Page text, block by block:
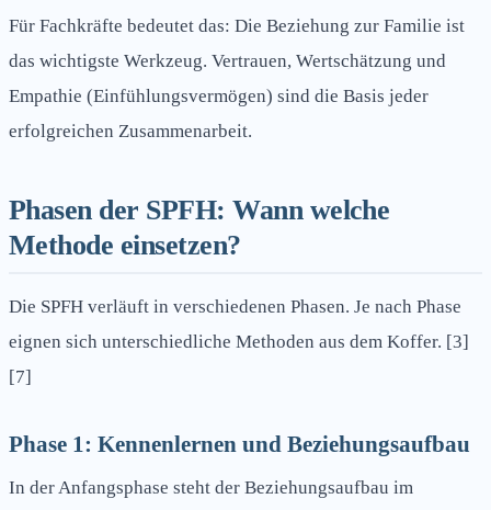
Für Fachkräfte bedeutet das: Die Beziehung zur Familie ist
das wichtigste Werkzeug. Vertrauen, Wertschätzung und
Empathie (Einfühlungsvermögen) sind die Basis jeder
erfolgreichen Zusammenarbeit.
Phasen der SPFH: Wann welche
Methode einsetzen?
Die SPFH verläuft in verschiedenen Phasen. Je nach Phase
eignen sich unterschiedliche Methoden aus dem Koffer. [3]
[7]
Phase 1: Kennenlernen und Beziehungsaufbau
In der Anfangsphase steht der Beziehungsaufbau im